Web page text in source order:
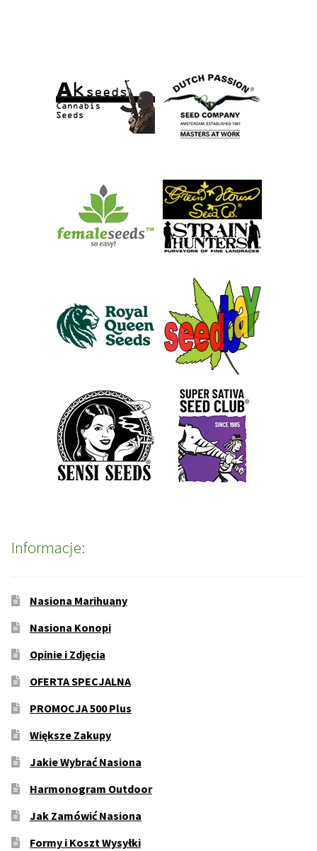
Informacje:
Nasiona Marihuany
Nasiona Konopi
Opinie i Zdjęcia
OFERTA SPECJALNA
PROMOCJA 500 Plus
Większe Zakupy
Jakie Wybrać Nasiona
Harmonogram Outdoor
Jak Zamówić Nasiona
Formy i Koszt Wysyłki